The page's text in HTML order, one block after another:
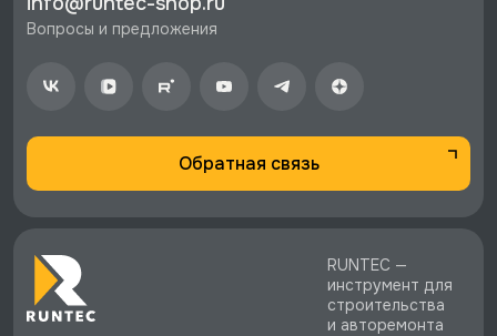
стоимости заказа.
Вопросы и предложения
Обратная связь
RUNTEC —
инструмент для
строительства
и авторемонта